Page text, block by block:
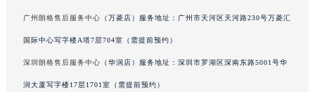
吉林省吉林市船营区河南街朗格售后服务中心（需提前预约）
吉林省辽源市龙山区人民大街朗格售后服务中心（需提前预约）
广州朗格售后服务中心 （万菱店）服务地址：广州市天河区天河路230号万菱汇
国际中心写字楼A塔7层704室（需提前预约）
深圳朗格售后服务中心 （华润店）服务地址：深圳市罗湖区深南东路5001号华
润大厦写字楼17层1701室（需提前预约）